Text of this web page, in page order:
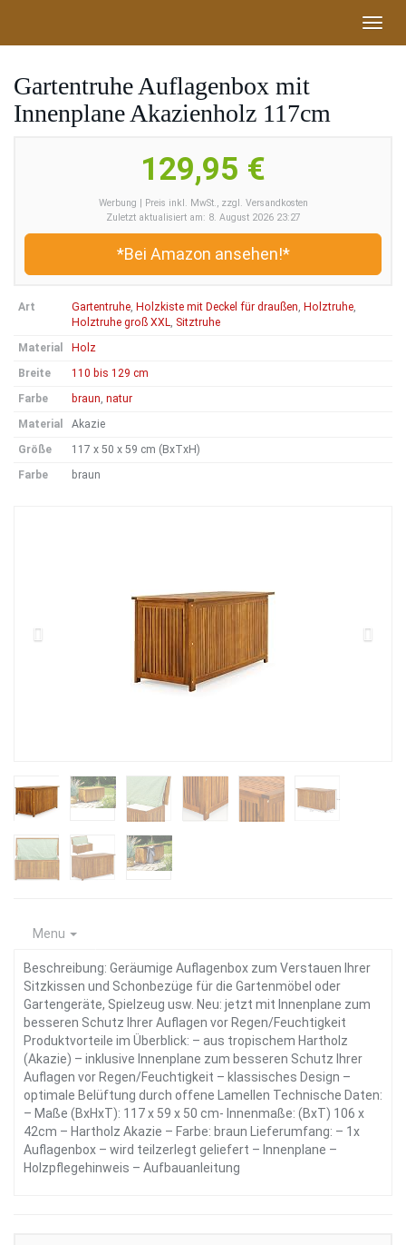
main
Gartentruhe Auflagenbox mit
Innenplane Akazienholz 117cm
129,95 €
Werbung | Preis inkl. MwSt., zzgl. Versandkosten
Zuletzt aktualisiert am: 8. August 2026 23:27
*Bei Amazon ansehen!*
Art Gartentruhe, Holzkiste mit Deckel für draußen, Holztruhe,
Holztruhe groß XXL, Sitztruhe
Material
Holz
Breite
110 bis 129 cm
Farbe
braun, natur
Material
Akazie
Größe
117 x 50 x 59 cm (BxTxH)
Farbe
braun
Menu
Beschreibung: Geräumige Auflagenbox zum Verstauen Ihrer
Sitzkissen und Schonbezüge für die Gartenmöbel oder
Gartengeräte, Spielzeug usw. Neu: jetzt mit Innenplane zum
besseren Schutz Ihrer Auflagen vor Regen/Feuchtigkeit
Produktvorteile im Überblick: – aus tropischem Hartholz
(Akazie) – inklusive Innenplane zum besseren Schutz Ihrer
Auflagen vor Regen/Feuchtigkeit – klassisches Design –
optimale Belüftung durch offene Lamellen Technische Daten:
– Maße (BxHxT): 117 x 59 x 50 cm- Innenmaße: (BxT) 106 x
42cm – Hartholz Akazie – Farbe: braun Lieferumfang: – 1x
Auflagenbox – wird teilzerlegt geliefert – Innenplane –
Holzpflegehinweis – Aufbauanleitung